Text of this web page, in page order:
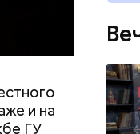
и на
ГУ